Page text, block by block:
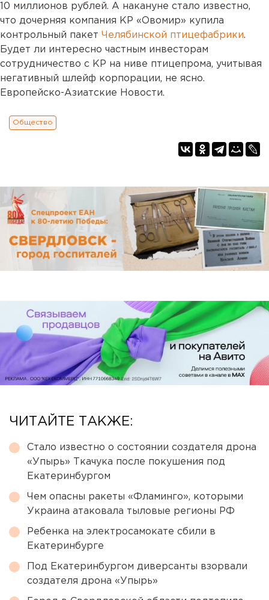
10 миллионов рублей. А накануне стало известно,
что дочерняя компания КР «Овомир» купила
контрольный пакет Челябинской птицефабрики.
Будет ли интересно частным инвесторам
сотрудничество с КР на ниве птицепрома, учитывая
негативный шлейф корпорации, не ясно.
Европейско-Азиатские Новости.
Общество
ЧИТАЙТЕ ТАКЖЕ:
Стало известно о состоянии создателя дрона
«Упырь» Ткачука после покушения под
Екатеринбургом
Чем опасны ракеты «Фламинго», которыми
Украина атаковала тыловые регионы РФ
Ребенка на электросамокате сбили в
Екатеринбурге
Под Екатеринбургом диверсанты взорвали
создателя дрона «Упырь»